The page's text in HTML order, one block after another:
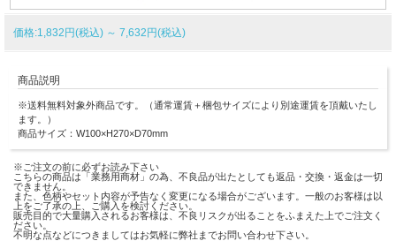
価格:1,832円(税込) ～ 7,632円(税込)
商品説明
※送料無料対象外商品です。（通常運賃＋梱包サイズにより別途運賃を頂戴いたし
ます。）
商品サイズ：W100×H270×D70mm
※ご注文の前に必ずお読み下さい
こちらの商品は「業務用商材」の為、不良品が出たとしても返品・交換・返金は一切
できません。
また、色柄やセット内容が予告なく変更になる場合がございます。一般のお客様は以
上をご了承の上、ご購入を検討ください。
販売目的で大量購入されるお客様は、不良リスクが出ることをふまえた上でご注文く
ださい。
不明な点などにつきましてはお気軽に弊社までお問い合わせ下さい。